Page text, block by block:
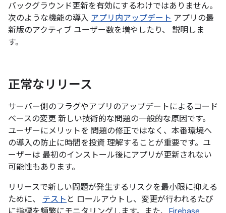
バックグラウンド更新を有効にするわけではありません。
次のような機能の導入 アプリ内アップデート アプリの最
新版のアクティブ ユーザー数を増やしたり、 説明しま
す。
正常なリリース
サーバー側のフラグやアプリのアップデートによるコード
ベースの変更 新しい技術的な問題の一般的な原因です。
ユーザーにメリットを 問題の修正ではなく、本番環境へ
の導入の防止に時間を投資 理解することが重要です。ユ
ーザーは 最初のインストール後にアプリが更新されない
可能性もあります。
リリースで新しい問題が発生するリスクを最小限に抑える
ために、 テスト と ロールアウトし、変更が行われるたび